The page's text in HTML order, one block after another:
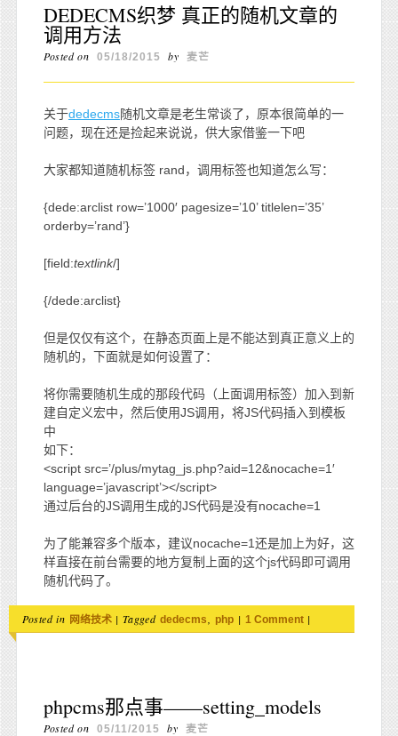
DEDECMS织梦 真正的随机文章的
调用方法
Posted on 05/18/2015 by 麦芒
关于dedecms随机文章是老生常谈了，原本很简单的一
问题，现在还是捡起来说说，供大家借鉴一下吧
大家都知道随机标签 rand，调用标签也知道怎么写：
{dede:arclist row=’1000′ pagesize=’10’ titlelen=’35’
orderby=’rand’}
[field:textlink/]
{/dede:arclist}
但是仅仅有这个，在静态页面上是不能达到真正意义上的
随机的，下面就是如何设置了：
将你需要随机生成的那段代码（上面调用标签）加入到新
建自定义宏中，然后使用JS调用，将JS代码插入到模板
中
如下：
<script src=’/plus/mytag_js.php?aid=12&nocache=1′
language=’javascript’></script>
通过后台的JS调用生成的JS代码是没有nocache=1
为了能兼容多个版本，建议nocache=1还是加上为好，这
样直接在前台需要的地方复制上面的这个js代码即可调用
随机代码了。
Posted in 网络技术 | Tagged dedecms, php | 1 Comment |
phpcms那点事——setting_models
Posted on 05/11/2015 by 麦芒